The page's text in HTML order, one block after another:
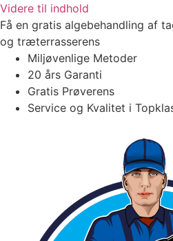
Videre til indhold
Få en gratis algebehandling af
og træterrasserens
Miljøvenlige Metoder
20 års Garanti
Gratis Prøverens
Service og Kvalitet i